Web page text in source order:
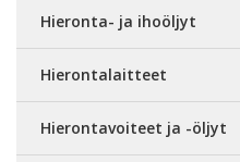
Hieronta- ja ihoöljyt
Hierontalaitteet
Hierontavoiteet ja -öljyt